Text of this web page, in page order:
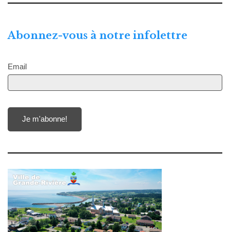
Abonnez-vous à notre infolettre
Email
Je m'abonne!